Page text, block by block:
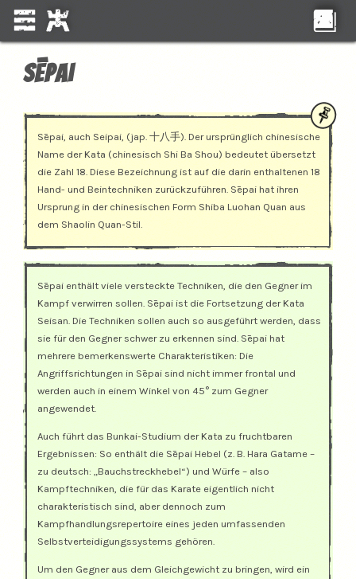
Sēpai
Sēpai, auch Seipai, (jap. 十八手). Der ursprünglich chinesische
Name der Kata (chinesisch Shi Ba Shou) bedeutet übersetzt
die Zahl 18. Diese Bezeichnung ist auf die darin enthaltenen 18
Hand- und Beintechniken zurückzuführen. Sēpai hat ihren
Ursprung in der chinesischen Form Shiba Luohan Quan aus
dem Shaolin Quan-Stil.
Sēpai enthält viele versteckte Techniken, die den Gegner im
Kampf verwirren sollen. Sēpai ist die Fortsetzung der Kata
Seisan. Die Techniken sollen auch so ausgeführt werden, dass
sie für den Gegner schwer zu erkennen sind. Sēpai hat
mehrere bemerkenswerte Charakteristiken: Die
Angriffsrichtungen in Sēpai sind nicht immer frontal und
werden auch in einem Winkel von 45° zum Gegner
angewendet.
Auch führt das Bunkai-Studium der Kata zu fruchtbaren
Ergebnissen: So enthält die Sēpai Hebel (z. B. Hara Gatame –
zu deutsch: „Bauchstreckhebel“) und Würfe – also
Kampftechniken, die für das Karate eigentlich nicht
charakteristisch sind, aber dennoch zum
Kampfhandlungsrepertoire eines jeden umfassenden
Selbstverteidigungssystems gehören.
Um den Gegner aus dem Gleichgewicht zu bringen, wird ein